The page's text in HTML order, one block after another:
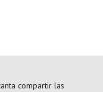
compartir las